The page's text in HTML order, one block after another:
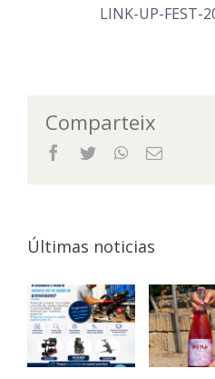
LINK-UP-FEST-
Comparteix
Facebook
TwitterWhatsApp
Email
Últimas noticias